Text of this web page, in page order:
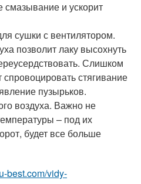
смазывание и ускорит
сушки с вентилятором.
позволит лаку высохнуть
Слишком
стягивание
пузырьков.
воздуха. Важно не
– под их
будет все больше
best.com/vidy-